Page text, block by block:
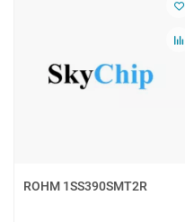
ROHM 1SS390SMT2R